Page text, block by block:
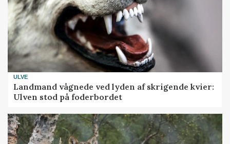
ULVE
Landmand vågnede ved lyden af skrigende kvier:
Ulven stod på foderbordet